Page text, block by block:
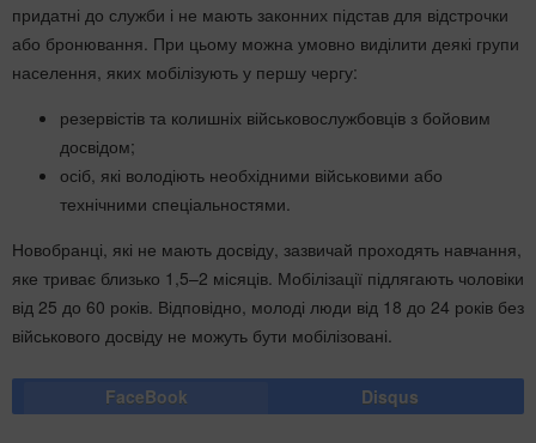
придатні до служби і не мають законних підстав для відстрочки
або бронювання. При цьому можна умовно виділити деякі групи
населення, яких мобілізують у першу чергу:
резервістів та колишніх військовослужбовців з бойовим
досвідом;
осіб, які володіють необхідними військовими або
технічними спеціальностями.
Новобранці, які не мають досвіду, зазвичай проходять навчання,
яке триває близько 1,5–2 місяців. Мобілізації підлягають чоловіки
від 25 до 60 років. Відповідно, молоді люди від 18 до 24 років без
військового досвіду не можуть бути мобілізовані.
FaceBook Disqus